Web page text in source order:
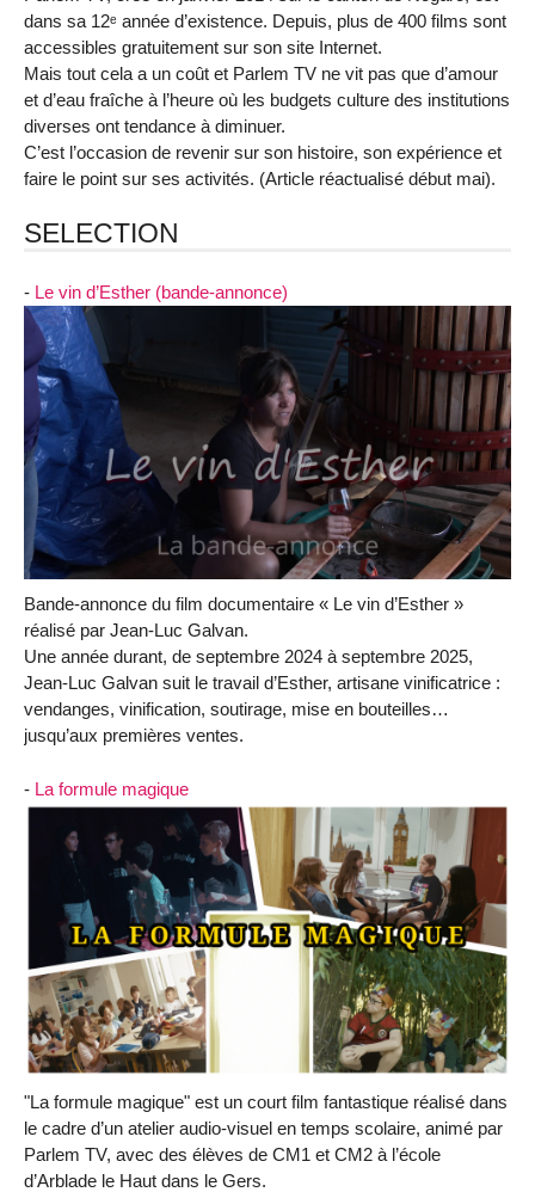
dans sa 12ᵉ année d’existence. Depuis, plus de 400 films sont
accessibles gratuitement sur son site Internet.
Mais tout cela a un coût et Parlem TV ne vit pas que d’amour
et d’eau fraîche à l’heure où les budgets culture des institutions
diverses ont tendance à diminuer.
C’est l’occasion de revenir sur son histoire, son expérience et
faire le point sur ses activités. (Article réactualisé début mai).
SELECTION
- Le vin d’Esther (bande-annonce)
Bande-annonce du film documentaire « Le vin d’Esther »
réalisé par Jean-Luc Galvan.
Une année durant, de septembre 2024 à septembre 2025,
Jean-Luc Galvan suit le travail d’Esther, artisane vinificatrice :
vendanges, vinification, soutirage, mise en bouteilles…
jusqu’aux premières ventes.
- La formule magique
"La formule magique" est un court film fantastique réalisé dans
le cadre d’un atelier audio-visuel en temps scolaire, animé par
Parlem TV, avec des élèves de CM1 et CM2 à l’école
d’Arblade le Haut dans le Gers.